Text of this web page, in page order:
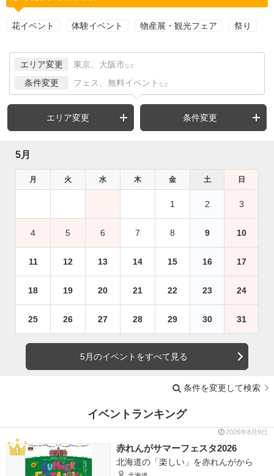
花イベント 体験イベント 物産展・観光フェア 祭り
エリア変更 東京、大阪市 など
条件変更 フェス、無料イベント など
エリア変更 条件変更
5月
月 火 水 木 金 土 日
1 2 3
4 5 6 7 8 9 10
11 12 13 14 15 16 17
18 19 20 21 22 23 24
25 26 27 28 29 30 31
5月のイベントをすべて見る
条件を変更して検索
イベントランキング
2026年8月9日
赤れんがサマーフェスタ2026
北海道の「楽しい」を赤れんがから